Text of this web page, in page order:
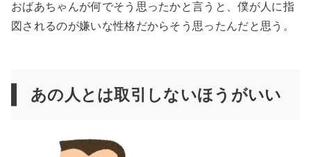
おばあちゃんが何でそう思ったかと言うと、僕が人に指
図されるのが嫌いな性格だからそう思ったんだと思う。
あの人とは取引しないほうがいい